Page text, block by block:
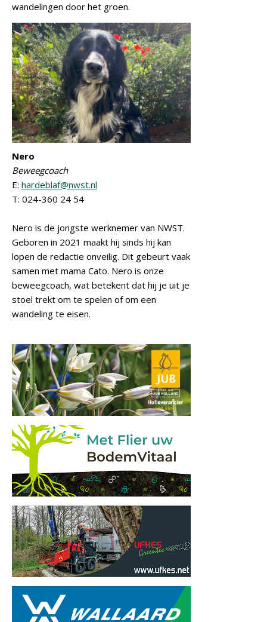
wandelingen door het groen.
Nero
Beweegcoach
E: hardeblaf@nwst.nl
T: 024-360 24 54
Nero is de jongste werknemer van NWST.
Geboren in 2021 maakt hij sinds hij kan
lopen de redactie onveilig. Dit gebeurt vaak
samen met mama Cato. Nero is onze
beweegcoach, wat betekent dat hij je uit je
stoel trekt om te spelen of om een
wandeling te eisen.